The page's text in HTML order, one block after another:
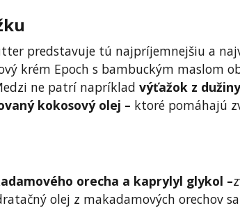
predstavuje tú najpríjemnejšiu a
krém Epoch s bambuckým maslom
ne patrí napríklad výťažok z
kokosový olej – ktoré pomáhajú
orecha a kaprylyl glykol –
olej z makadamových orechov